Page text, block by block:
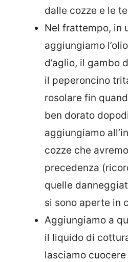
dalle cozze e le
Nel frattempo, in
aggiungiamo
d’aglio, il gambo
il peperoncino
rosolare fin
ben dorato
aggiungiamo
cozze che
precedenza
quelle
si sono aperte in
Aggiungiamo a
il liquido di
lasciamo